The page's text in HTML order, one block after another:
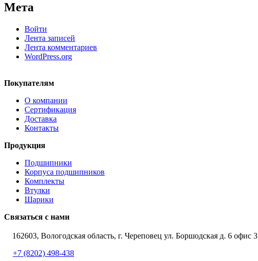
Мета
Войти
Лента записей
Лента комментариев
WordPress.org
Покупателям
О компании
Сертификация
Доставка
Контакты
Продукция
Подшипники
Корпуса подшипников
Комплекты
Втулки
Шарики
Связаться с нами
162603, Вологодская область, г. Череповец ул. Боршодская д. 6 офис 3
+7 (8202) 498-438